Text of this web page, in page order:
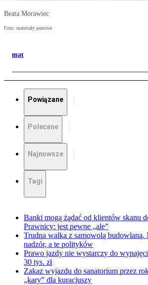
Beata Morawiec
Foto: materiały prasowe
mat
Powiązane
Polecane
Najnowsze
Tagi
Banki mogą żądać od klientów skanu
Prawnicy: jest pewne „ale”
Trudna walka z samowolą
nadzór, a te polityków
Prawo jazdy nie wystarczy do
30 tys. zł
Zakaz wyjazdu do sanatorium przez
„kary” dla kuracjuszy